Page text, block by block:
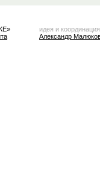
идея и координация
Александр